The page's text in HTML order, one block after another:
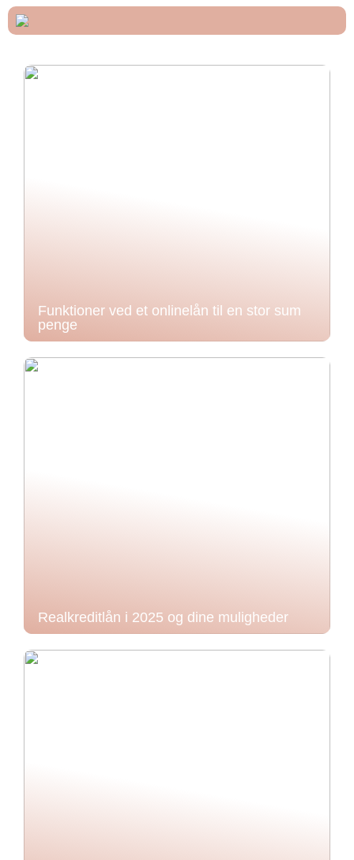
Funktioner ved et onlinelån til en stor sum
penge
Realkreditlån i 2025 og dine muligheder